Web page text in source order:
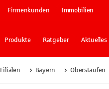
Firmenkunden Immobilien
Produkte Ratgeber Aktuelles
Filialen Bayern Oberstaufen